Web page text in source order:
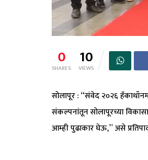
0
SHARES 10
VIEWS
सोलापूर : “संवेद २०२६
संकल्पनांतून सोलापूरच्या
आम्ही पुढाकार घेऊ,” असे